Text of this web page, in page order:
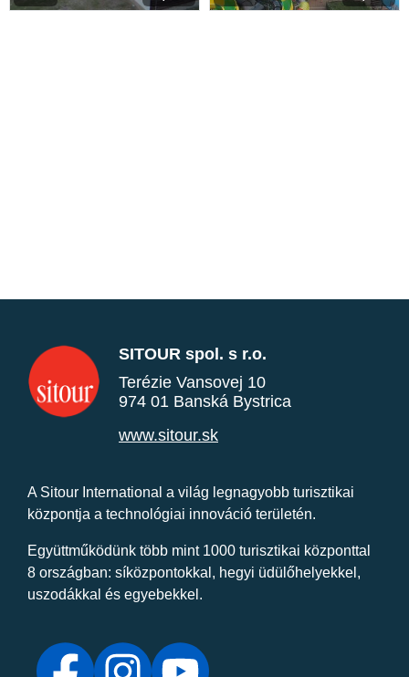
SITOUR spol. s r.o.
Terézie Vansovej 10
974 01 Banská Bystrica
www.sitour.sk
A Sitour International a világ legnagyobb turisztikai
központja a technológiai innováció területén.
Együttműködünk több mint 1000 turisztikai központtal
8 országban: síközpontokkal, hegyi üdülőhelyekkel,
uszodákkal és egyebekkel.